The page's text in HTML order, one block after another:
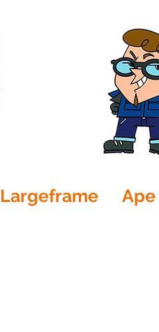
Largeframe Ape